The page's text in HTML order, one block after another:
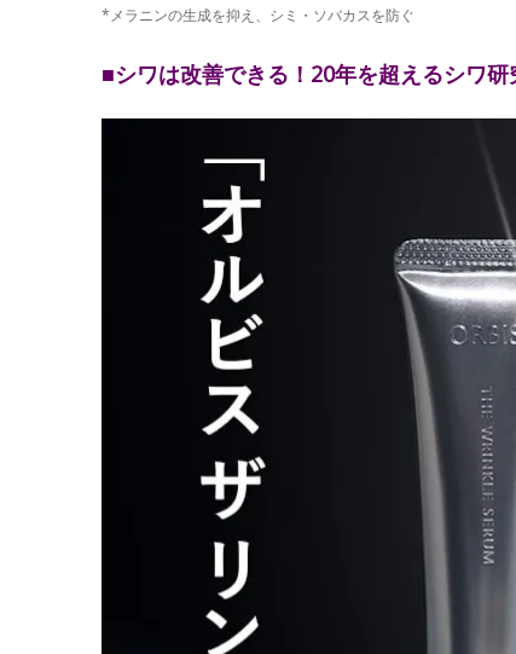
*メラニンの生成を抑え、シミ・ソバカスを防ぐ
■シワは改善できる！20年を超えるシワ